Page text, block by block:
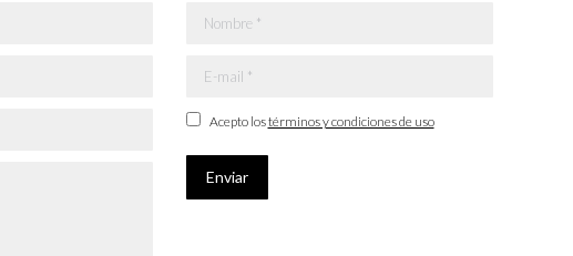
Nombre *
E-mail *
Acepto lostérminos y condiciones de uso
Enviar